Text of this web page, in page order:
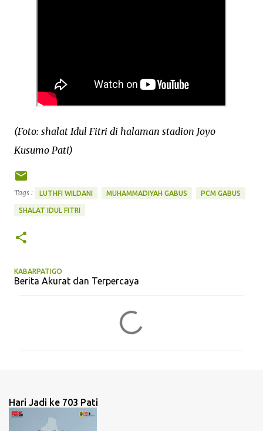
(Foto: shalat Idul Fitri di halaman stadion Joyo
Kusumo Pati)
Tags : LUTHFI WILDANI MUHAMMADIYAH GABUS PCM GABUS
SHALAT IDUL FITRI
KABARPATIGO
Berita Akurat dan Terpercaya
a
Hari Jadi ke 703 Pati